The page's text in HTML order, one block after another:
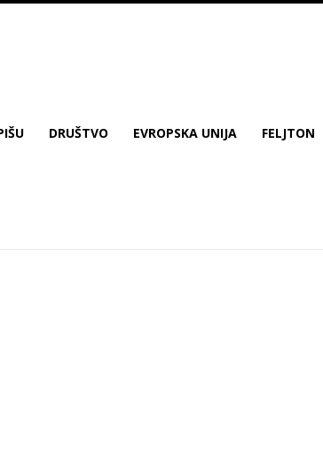
DRUŠTVO EVROPSKA UNIJA FELJTON